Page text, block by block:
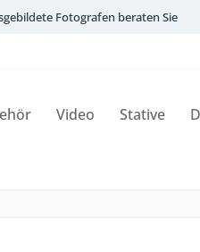
Fotografen beraten Sie
Video Stative